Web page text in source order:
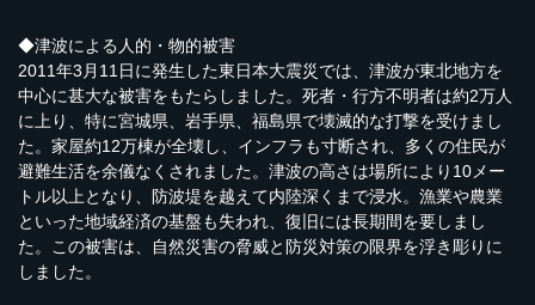
◆津波による人的・物的被害
2011年3月11日に発生した東日本大震災では、津波が東北地方を
中心に甚大な被害をもたらしました。死者・行方不明者は約2万人
に上り、特に宮城県、岩手県、福島県で壊滅的な打撃を受けまし
た。家屋約12万棟が全壊し、インフラも寸断され、多くの住民が
避難生活を余儀なくされました。津波の高さは場所により10メー
トル以上となり、防波堤を越えて内陸深くまで浸水。漁業や農業
といった地域経済の基盤も失われ、復旧には長期間を要しまし
た。この被害は、自然災害の脅威と防災対策の限界を浮き彫りに
しました。